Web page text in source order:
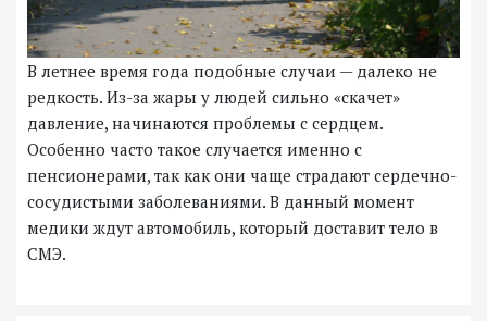
В летнее время года подобные случаи — далеко не
редкость. Из-за жары у людей сильно «скачет»
давление, начинаются проблемы с сердцем.
Особенно часто такое случается именно с
пенсионерами, так как они чаще страдают сердечно-
сосудистыми заболеваниями. В данный момент
медики ждут автомобиль, который доставит тело в
СМЭ.